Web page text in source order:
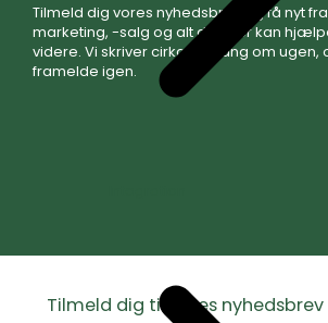
Tilmeld dig vores nyhedsbrev og få nyt
marketing, -salg og alt det, der kan
videre. Vi skriver cirka en gang om ugen,
framelde igen.
Tilmeld dig til vores nyhedsbrev